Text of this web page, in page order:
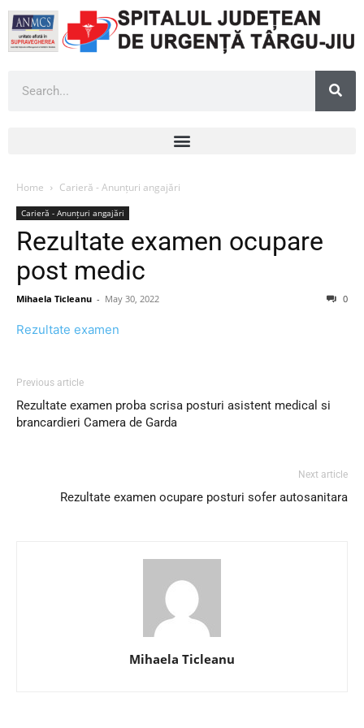
Home Carieră - Anunțuri angajări
Carieră - Anunțuri angajări
Rezultate examen ocupare
post medic
Mihaela Ticleanu - May 30, 2022 0
Rezultate examen
Previous article
Rezultate examen proba scrisa posturi asistent medical si
brancardieri Camera de Garda
Next article
Rezultate examen ocupare posturi sofer autosanitara
Mihaela Ticleanu